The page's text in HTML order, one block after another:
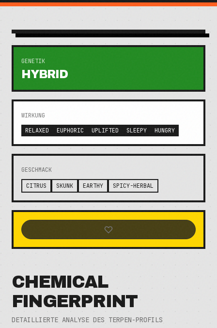
GENETIK
HYBRID
WIRKUNG
RELAXED
EUPHORIC UPLIFTED SLEEPY HUNGRY
GESCHMACK
CITRUS SKUNK EARTHY SPICY-HERBAL
CHEMICAL
FINGERPRINT
DETAILLIERTE ANALYSE DES TERPEN-PROFILS